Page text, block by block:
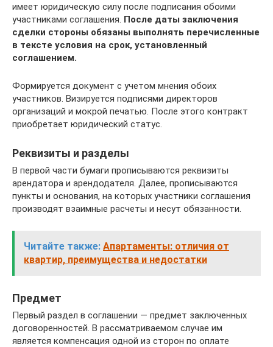
имеет юридическую силу после подписания обоими
участниками соглашения. После даты заключения
сделки стороны обязаны выполнять перечисленные
в тексте условия на срок, установленный
соглашением.
Формируется документ с учетом мнения обоих
участников. Визируется подписями директоров
организаций и мокрой печатью. После этого контракт
приобретает юридический статус.
Реквизиты и разделы
В первой части бумаги прописываются реквизиты
арендатора и арендодателя. Далее, прописываются
пункты и основания, на которых участники соглашения
производят взаимные расчеты и несут обязанности.
Читайте также: Апартаменты: отличия от
квартир, преимущества и недостатки
Предмет
Первый раздел в соглашении — предмет заключенных
договоренностей. В рассматриваемом случае им
является компенсация одной из сторон по оплате